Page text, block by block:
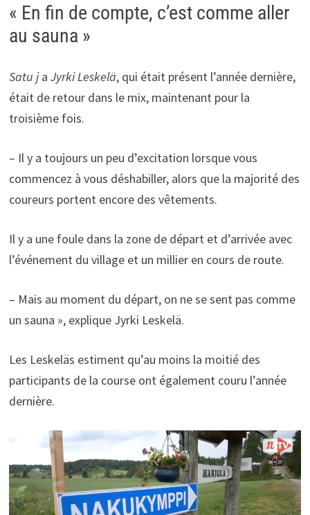
« En fin de compte, c’est comme aller
au sauna »
Satu ja Jyrki Leskelä, qui était présent l’année dernière,
était de retour dans le mix, maintenant pour la
troisième fois.
– Il y a toujours un peu d’excitation lorsque vous
commencez à vous déshabiller, alors que la majorité des
coureurs portent encore des vêtements.
Il y a une foule dans la zone de départ et d’arrivée avec
l’événement du village et un millier en cours de route.
– Mais au moment du départ, on ne se sent pas comme
un sauna », explique Jyrki Leskelä.
Les Leskeläs estiment qu’au moins la moitié des
participants de la course ont également couru l’année
dernière.